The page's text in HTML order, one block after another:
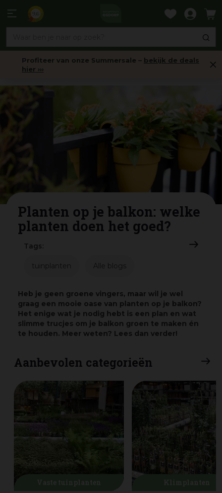
naar
Profiteer van onze Summersale – bekijk de deals
hier ›››
Planten op je balkon: welke
planten doen het goed?
Tags:
tuinplanten Alle blogs
Heb je geen groene vingers, maar wil je wel
graag een mooie oase van planten op je balkon?
Het enige wat je nodig hebt is een plan en wat
slimme trucjes om je balkon groen te maken én
te houden. Meer weten? Lees dan verder!
Aanbevolen categorieën